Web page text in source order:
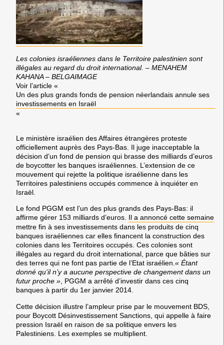
Les colonies israéliennes dans le Territoire palestinien sont
illégales au regard du droit international. – MENAHEM
KAHANA – BELGAIMAGE
Voir l’article «
Un des plus grands fonds de pension néerlandais annule ses
investissements en Israël
«
Le ministère israélien des Affaires étrangères proteste
officiellement auprès des Pays-Bas. Il juge inacceptable la
décision d’un fond de pension qui brasse des milliards d’euros
de boycotter les banques israéliennes. L’extension de ce
mouvement qui rejette la politique israélienne dans les
Territoires palestiniens occupés commence à inquiéter en
Israël.
Le fond PGGM est l’un des plus grands des Pays-Bas: il
affirme gérer 153 milliards d’euros. Il a annoncé cette semaine
mettre fin à ses investissements dans les produits de cinq
banques israéliennes car elles financent la construction des
colonies dans les Territoires occupés. Ces colonies sont
illégales au regard du droit international, parce que bâties sur
des terres qui ne font pas partie de l’Etat israélien.« Étant
donné qu’il n’y a aucune perspective de changement dans un
futur proche », PGGM a arrêté d’investir dans ces cinq
banques à partir du 1er janvier 2014.
Cette décision illustre l’ampleur prise par le mouvement BDS,
pour Boycott Désinvestissement Sanctions, qui appelle à faire
pression Israël en raison de sa politique envers les
Palestiniens. Les exemples se multiplient.